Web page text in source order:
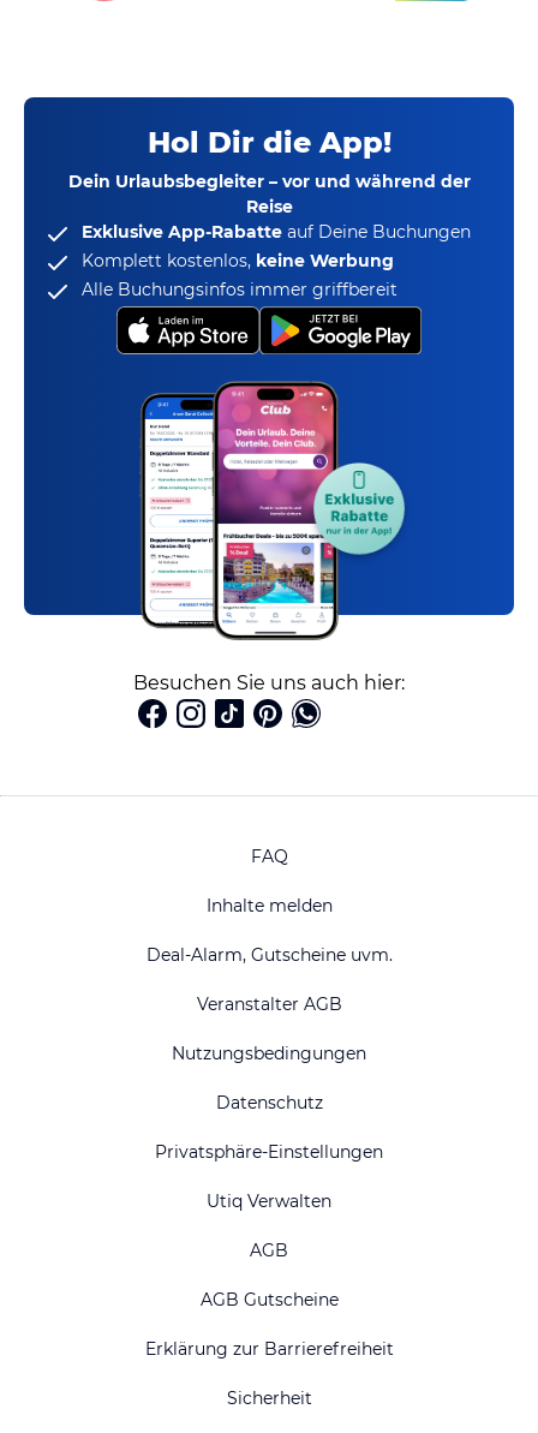
Hol Dir die App!
Dein Urlaubsbegleiter – vor und während der
Reise
Exklusive App-Rabatte auf Deine Buchungen
Komplett kostenlos, keine Werbung
Alle Buchungsinfos immer griffbereit
Besuchen Sie uns auch hier:
FAQ
Inhalte melden
Deal-Alarm, Gutscheine uvm.
Veranstalter AGB
Nutzungsbedingungen
Datenschutz
Privatsphäre-Einstellungen
Utiq Verwalten
AGB
AGB Gutscheine
Erklärung zur Barrierefreiheit
Sicherheit